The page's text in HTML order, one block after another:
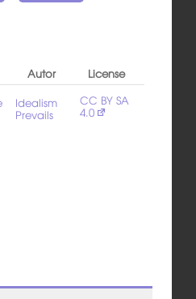
Autor
License
Idealism
Prevails
CC BY SA
4.0